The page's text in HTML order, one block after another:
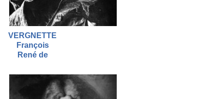
VERGNETTE
François
René de